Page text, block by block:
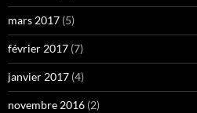
mars 2017 (5)
février 2017 (7)
janvier 2017 (4)
novembre 2016 (2)